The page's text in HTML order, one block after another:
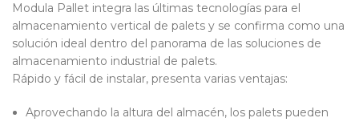
Modula Pallet integra las últimas tecnologías para el
almacenamiento vertical de palets y se confirma como una
solución ideal dentro del panorama de las soluciones de
almacenamiento industrial de palets.
Rápido y fácil de instalar, presenta varias ventajas:
Aprovechando la altura del almacén, los palets pueden